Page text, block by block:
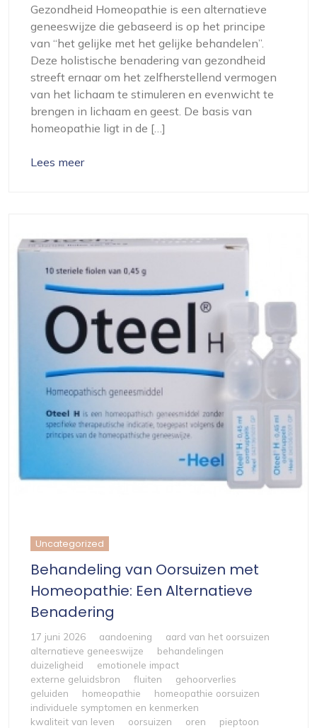
Gezondheid Homeopathie is een alternatieve
geneeswijze die gebaseerd is op het principe
van “het gelijke met het gelijke behandelen”.
Deze holistische benadering van gezondheid
streeft ernaar om het zelfherstellend vermogen
van het lichaam te stimuleren en evenwicht te
brengen in lichaam en geest. De basis van
homeopathie ligt in de […]
Lees meer
Uncategorized
Behandeling van Oorsuizen met
Homeopathie: Een Alternatieve
Benadering
17 juni 2026 aandoening
aard van het oorsuizen
alternatieve geneeswijze
behandelingen
duizeligheid
emotionele impact
externe geluidsbron
fluiten
gehoorverlies
geluiden
homeopathie
homeopathie oorsuizen
individuele symptomen en kenmerken
kwaliteit van leven
oorsuizen oren
pieptoon